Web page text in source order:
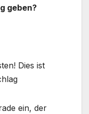
geben?
Dies ist
ein, der